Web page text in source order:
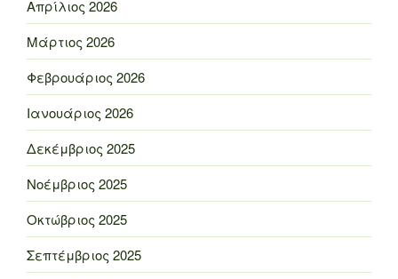
Απρίλιος 2026
Μάρτιος 2026
Φεβρουάριος 2026
Ιανουάριος 2026
Δεκέμβριος 2025
Νοέμβριος 2025
Οκτώβριος 2025
Σεπτέμβριος 2025